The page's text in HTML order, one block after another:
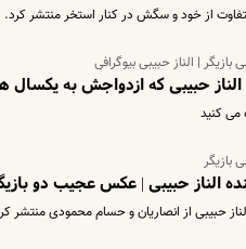
از خود و سگش در کنار استخر منتشر کرد.
بازیگر | الناز حبیبی بیوگرافی
حبیبی که ازدواجش به یکسال
می کنید
بازیگر
الناز حبیبی | عکس عجیب دو
حبیبی از انصاریان و حسام محمودی منتشر